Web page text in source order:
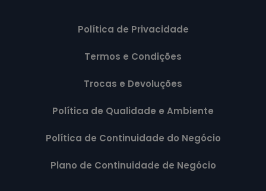
Política de Privacidade
Termos e Condições
Trocas e Devoluções
Política de Qualidade e Ambiente
Política de Continuidade do Negócio
Plano de Continuidade de Negócio